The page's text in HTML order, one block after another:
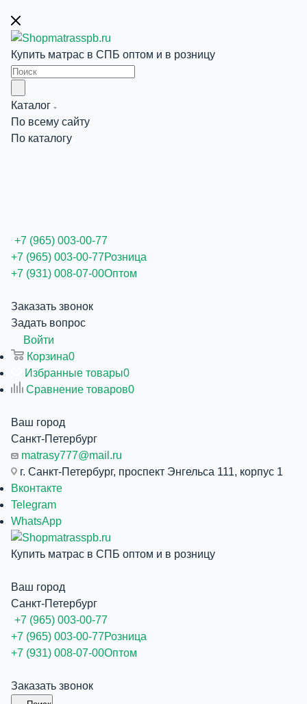
Купить матрас в СПБ оптом и в розницу
Каталог
По всему сайту
По каталогу
+7 (965) 003-00-77
+7 (965) 003-00-77Розница
+7 (931) 008-07-00Оптом
Заказать звонок
Задать вопрос
Войти
Корзина0
Избранные товары0
Сравнение товаров0
Ваш город
Санкт-Петербург
matrasy777@mail.ru
г. Санкт-Петербург, проспект Энгельса 111, корпус 1
Вконтакте
Telegram
WhatsApp
Купить матрас в СПБ оптом и в розницу
Ваш город
Санкт-Петербург
+7 (965) 003-00-77
+7 (965) 003-00-77Розница
+7 (931) 008-07-00Оптом
Заказать звонок